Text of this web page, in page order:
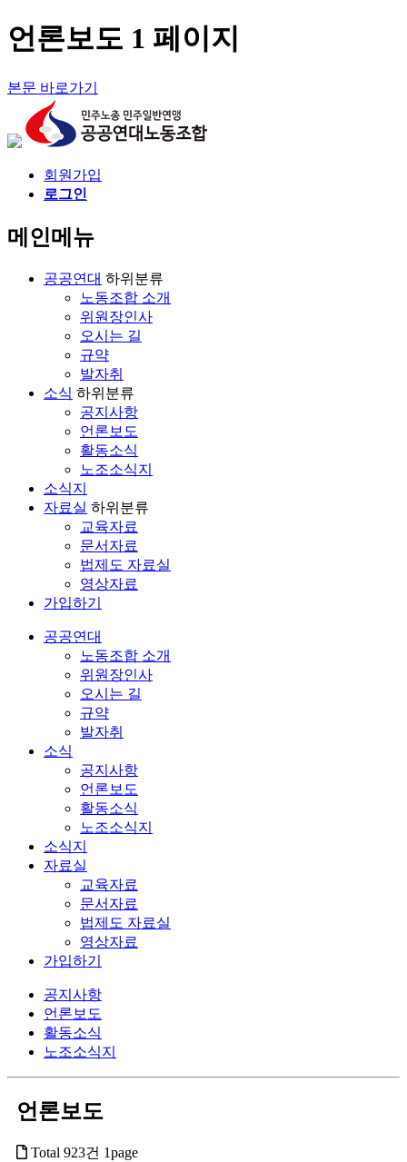
언론보도 1 페이지
본문 바로가기
회원가입
로그인
메인메뉴
공공연대 하위분류
노동조합 소개
위원장인사
오시는 길
규약
발자취
소식 하위분류
공지사항
언론보도
활동소식
노조소식지
소식지
자료실 하위분류
교육자료
문서자료
법제도 자료실
영상자료
가입하기
공공연대
노동조합 소개
위원장인사
오시는 길
규약
발자취
소식
공지사항
언론보도
활동소식
노조소식지
소식지
자료실
교육자료
문서자료
법제도 자료실
영상자료
가입하기
공지사항
언론보도
활동소식
노조소식지
언론보도
Total 923건 1page